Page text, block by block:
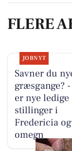
FLERE
JOBNYT
Savner du
græsgange?
er nye ledige
stillinger i
Fredericia og
omegn